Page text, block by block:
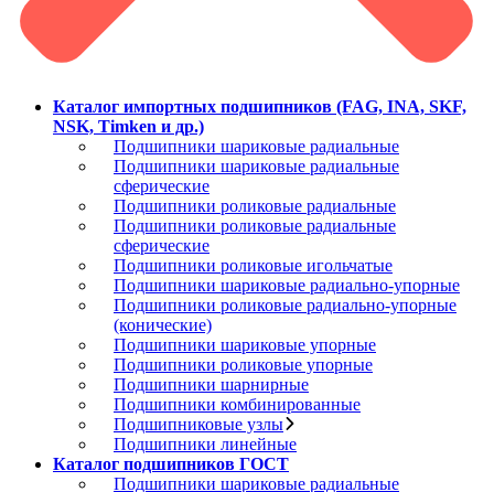
Каталог импортных подшипников (FAG, INA, SKF,
NSK, Timken и др.)
Подшипники шариковые радиальные
Подшипники шариковые радиальные
сферические
Подшипники роликовые радиальные
Подшипники роликовые радиальные
сферические
Подшипники роликовые игольчатые
Подшипники шариковые радиально-упорные
Подшипники роликовые радиально-упорные
(конические)
Подшипники шариковые упорные
Подшипники роликовые упорные
Подшипники шарнирные
Подшипники комбинированные
Подшипниковые узлы
Подшипники линейные
Каталог подшипников ГОСТ
Подшипники шариковые радиальные